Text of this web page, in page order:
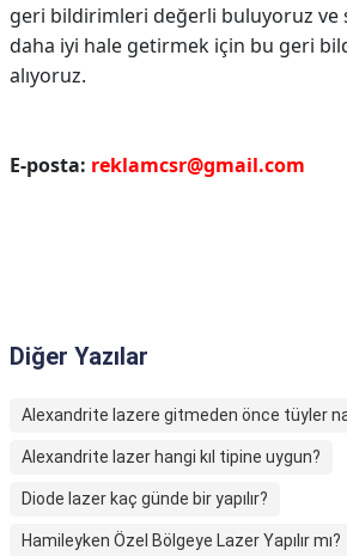
geri bildirimleri değerli buluyoruz ve
daha iyi hale getirmek için bu geri
alıyoruz.
E-posta: reklamcsr@gmail.com
Diğer Yazılar
Alexandrite lazere gitmeden önce tüyler
Alexandrite lazer hangi kıl tipine uygun?
Diode lazer kaç günde bir yapılır?
Hamileyken Özel Bölgeye Lazer Yapılır mı?